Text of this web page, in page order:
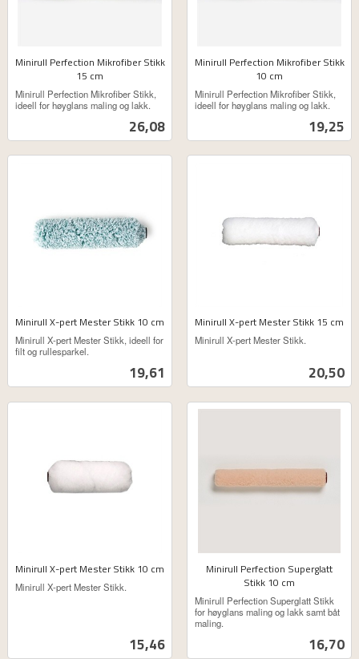
Minirull Perfection Mikrofiber Stikk
15 cm
Pris
26,08
ekskl.
mva.
Minirull Perfection Mikrofiber Stikk,
ideell for høyglans maling og lakk.
Minirull Perfection Mikrofiber Stikk
10 cm
Pris
19,25
ekskl.
mva.
Minirull Perfection Mikrofiber Stikk,
ideell for høyglans maling og lakk.
Minirull X-pert Mester Stikk 10 cm
Pris
19,61
ekskl.
mva.
Minirull X-pert Mester Stikk, ideell for
filt og rullesparkel.
Minirull X-pert Mester Stikk 15 cm
Pris
20,50
ekskl.
Minirull X-pert Mester Stikk.
Minirull X-pert Mester Stikk 10 cm
Pris
15,46
ekskl.
Minirull X-pert Mester Stikk.
Minirull Perfection Superglatt
Stikk 10 cm
Pris
16,70
ekskl.
mva.
Minirull Perfection Superglatt Stikk
for høyglans maling og lakk samt båt
maling.